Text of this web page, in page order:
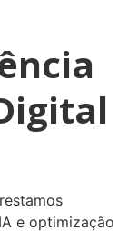
e optimização